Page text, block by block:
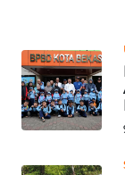
KARO
WN
SIMALUNGUN
WN